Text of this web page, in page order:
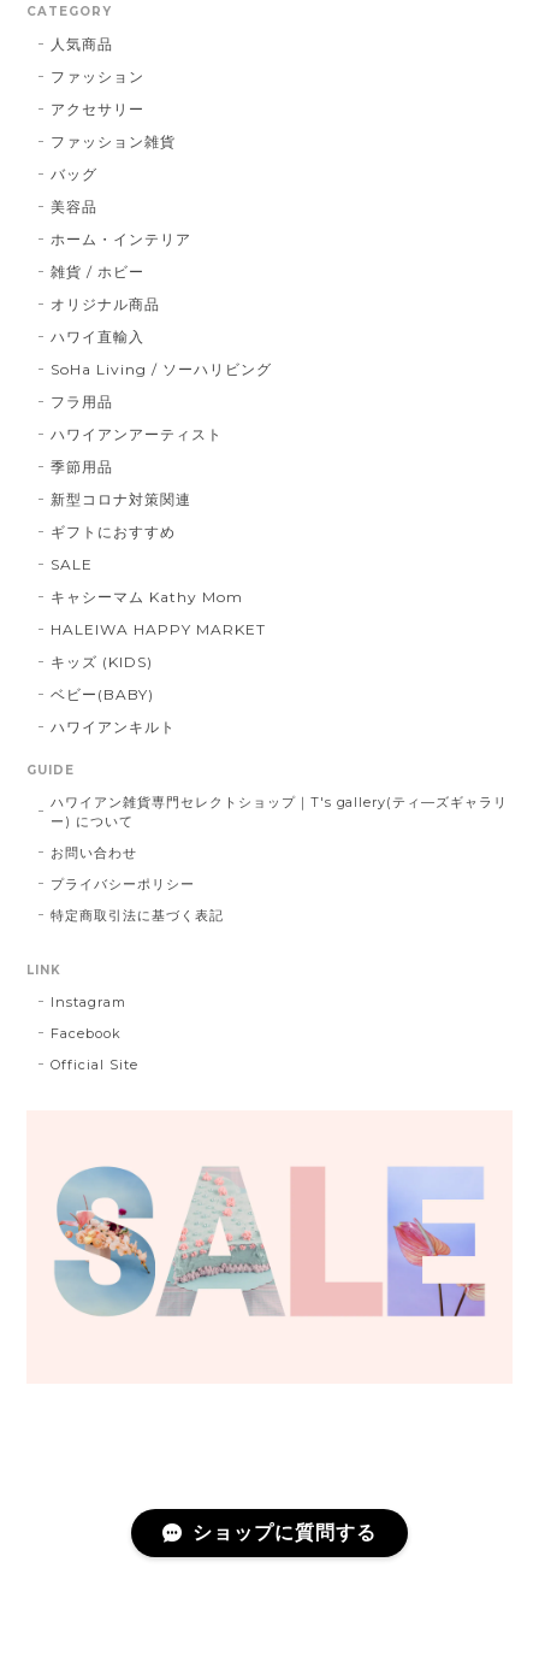
CATEGORY
人気商品
ファッション
アクセサリー
ファッション雑貨
バッグ
美容品
ホーム・インテリア
雑貨 / ホビー
オリジナル商品
ハワイ直輸入
SoHa Living / ソーハリビング
フラ用品
ハワイアンアーティスト
季節用品
新型コロナ対策関連
ギフトにおすすめ
SALE
キャシーマム Kathy Mom
HALEIWA HAPPY MARKET
キッズ (KIDS)
ベビー(BABY)
ハワイアンキルト
GUIDE
ハワイアン雑貨専門セレクトショップ｜T's gallery(ティ―ズギャラリ
ー) について
お問い合わせ
プライバシーポリシー
特定商取引法に基づく表記
LINK
Instagram
Facebook
Official Site
ショップに質問する